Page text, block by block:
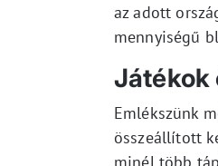
az adott
mennyiségű
Játékok
Emlékszünk
összeállított